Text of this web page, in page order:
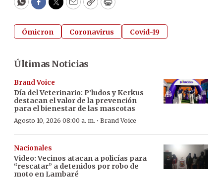
WhatsApp
Facebook
Twitter
EmailCopyPrint
Ómicron Coronavirus Covid-19
Últimas Noticias
Brand Voice
Día del Veterinario: P’ludos y Kerkus
destacan el valor de la prevención
para el bienestar de las mascotas
Agosto 10, 2026 08:00 a. m. · Brand Voice
Nacionales
Video: Vecinos atacan a policías para
“rescatar” a detenidos por robo de
moto en Lambaré